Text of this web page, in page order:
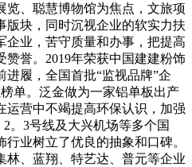
览、聪慧博物馆为焦点，文旅项
版块，同时沉视企业的软实力扶
企业，苦守质量和办事，把提高
誉。2019年荣获中国建建粉饰
履，全国首批“监视品牌”企
单。泛金做为一家铝单板出产
运营中不竭提高环保认识，加强
。3号线及大兴机场等多个国
业树立了优良的抽象和口碑。
林、蓝翔、特艺达、普元等企业